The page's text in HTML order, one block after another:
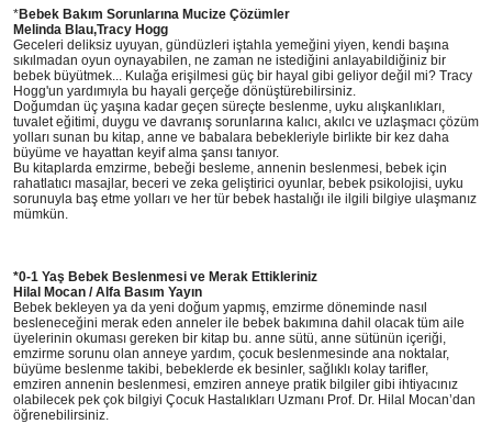
*Bebek Bakım Sorunlarına Mucize Çözümler
Melinda Blau,Tracy Hogg
Geceleri deliksiz uyuyan, gündüzleri iştahla yemeğini yiyen, kendi başına
sıkılmadan oyun oynayabilen, ne zaman ne istediğini anlayabildiğiniz bir
bebek büyütmek... Kulağa erişilmesi güç bir hayal gibi geliyor değil mi? Tracy
Hogg'un yardımıyla bu hayali gerçeğe dönüştürebilirsiniz.
Doğumdan üç yaşına kadar geçen süreçte beslenme, uyku alışkanlıkları,
tuvalet eğitimi, duygu ve davranış sorunlarına kalıcı, akılcı ve uzlaşmacı çözüm
yolları sunan bu kitap, anne ve babalara bebekleriyle birlikte bir kez daha
büyüme ve hayattan keyif alma şansı tanıyor.
Bu kitaplarda emzirme, bebeği besleme, annenin beslenmesi, bebek için
rahatlatıcı masajlar, beceri ve zeka geliştirici oyunlar, bebek psikolojisi, uyku
sorunuyla baş etme yolları ve her tür bebek hastalığı ile ilgili bilgiye ulaşmanız
mümkün.
*0-1 Yaş Bebek Beslenmesi ve Merak Ettikleriniz
Hilal Mocan / Alfa Basım Yayın
Bebek bekleyen ya da yeni doğum yapmış, emzirme döneminde nasıl
besleneceğini merak eden anneler ile bebek bakımına dahil olacak tüm aile
üyelerinin okuması gereken bir kitap bu. anne sütü, anne sütünün içeriği,
emzirme sorunu olan anneye yardım, çocuk beslenmesinde ana noktalar,
büyüme beslenme takibi, bebeklerde ek besinler, sağlıklı kolay tarifler,
emziren annenin beslenmesi, emziren anneye pratik bilgiler gibi ihtiyacınız
olabilecek pek çok bilgiyi Çocuk Hastalıkları Uzmanı Prof. Dr. Hilal Mocan’dan
öğrenebilirsiniz.